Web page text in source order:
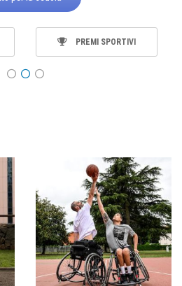
PREMI SPORTIVI